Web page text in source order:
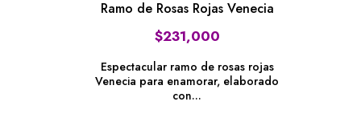
Ramo de Rosas Rojas Venecia
$231,000
Espectacular ramo de rosas rojas
Venecia para enamorar, elaborado
con...